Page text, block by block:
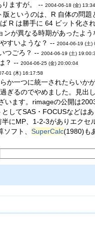
りますが。 -- 2004-06-18 (金)
というのは、R 自体の問
R は勝手に 64 ビット化さ
ンが異なる時期があったよう
すいような？ -- 2004-06-19 (土)
つごろ？ -- 2004-06-19 (土)
？ -- 2004-06-25 (金) 20:00:04
01 (木) 16:17:58
か一つに統一されたらいか
ぎるのでやめました。見出
います。rimageの公開は
してSAS・FOCUSなどは
にMP、1-2-3がありエクセ
フト、 SuperCalc(1980)も